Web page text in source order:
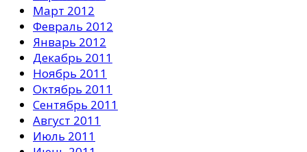
Март 2012
Февраль 2012
Январь 2012
Декабрь 2011
Ноябрь 2011
Октябрь 2011
Сентябрь 2011
Август 2011
Июль 2011